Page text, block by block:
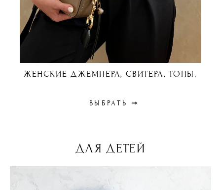
ЖЕНСКИЕ ДЖЕМПЕРА, СВИТЕРА, ТОПЫ.
ВЫБРАТЬ ➞
ДЛЯ ДЕТЕЙ